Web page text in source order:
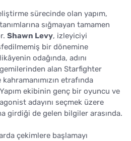
sürecinde olan yapım,
sığmayan tamamen
Shawn Levy, izleyiciyi
bir dönemine
odağında, adını
alan Starfighter
etrafında
ekibinin genç bir oyuncu ve
adayını seçmek üzere
girdiği de gelen bilgiler arasında.
çekimlere başlamayı